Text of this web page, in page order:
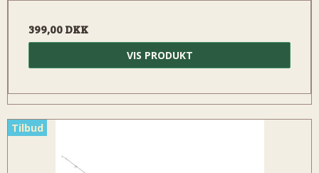
399,00 DKK
VIS PRODUKT
Tilbud